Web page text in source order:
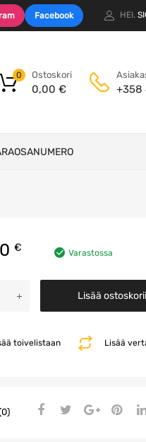
Facebook HEI.
Ostoskori
0,00 €
0
+358
€ Varastossa
Lisää
Lisää
toivelistaan